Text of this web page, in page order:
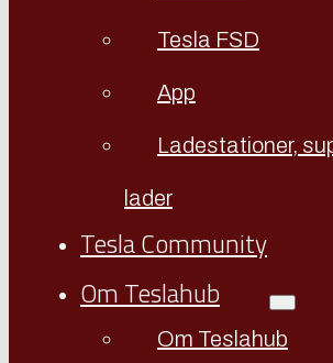
Tesla FSD
App
Ladestationer,
lader
Tesla Community
Om Teslahub
Om Teslahub